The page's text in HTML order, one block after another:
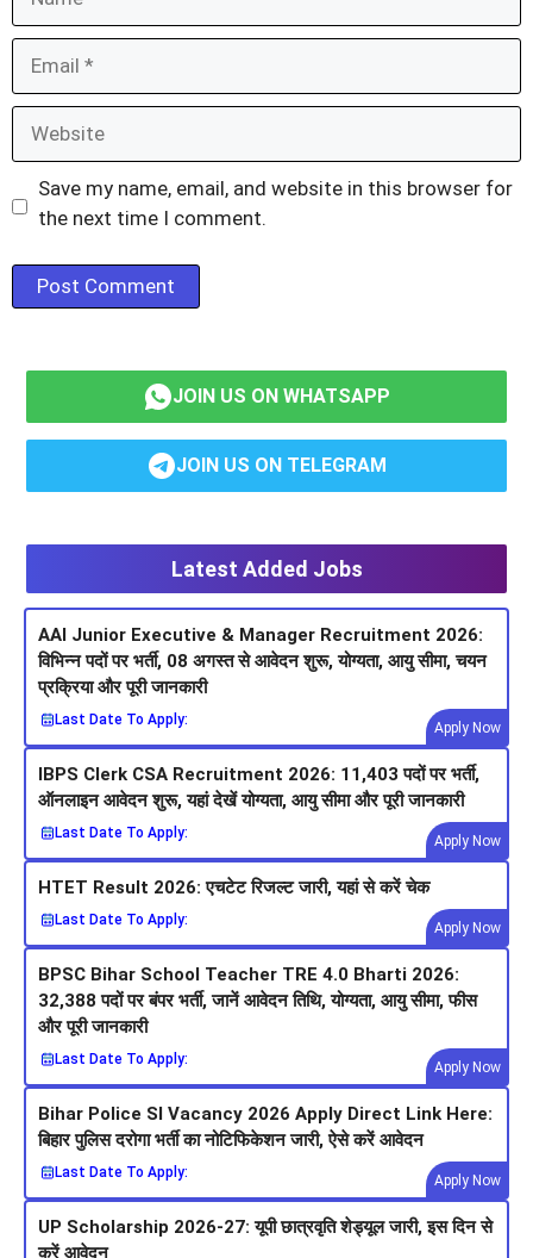
Save my name, email, and website in this browser for
the next time I comment.
JOIN US ON WHATSAPP
JOIN US ON TELEGRAM
Latest Added Jobs
AAI Junior Executive & Manager Recruitment 2026:
विभिन्न पदों पर भर्ती, 08 अगस्त से आवेदन शुरू, योग्यता, आयु सीमा, चयन
प्रक्रिया और पूरी जानकारी
Last Date To Apply:
Apply Now
IBPS Clerk CSA Recruitment 2026: 11,403 पदों पर भर्ती,
ऑनलाइन आवेदन शुरू, यहां देखें योग्यता, आयु सीमा और पूरी जानकारी
Last Date To Apply:
Apply Now
HTET Result 2026: एचटेट रिजल्ट जारी, यहां से करें चेक
Last Date To Apply:
Apply Now
BPSC Bihar School Teacher TRE 4.0 Bharti 2026:
32,388 पदों पर बंपर भर्ती, जानें आवेदन तिथि, योग्यता, आयु सीमा, फीस
और पूरी जानकारी
Last Date To Apply:
Apply Now
Bihar Police SI Vacancy 2026 Apply Direct Link Here:
बिहार पुलिस दरोगा भर्ती का नोटिफिकेशन जारी, ऐसे करें आवेदन
Last Date To Apply:
Apply Now
UP Scholarship 2026-27: यूपी छात्रवृति शेड्यूल जारी, इस दिन से
करें आवेदन